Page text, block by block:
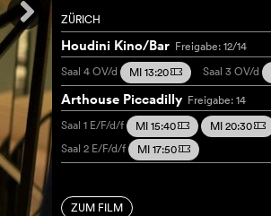
ZÜRICH
Houdini Kino/Bar Freigabe: 12/14
Saal 4OV/d MI 13:20m Saal 3OV/d
Arthouse Piccadilly Freigabe: 14
Saal 1 E/F/d/f MI 15:40m MI 20:30m
Saal 2 E/F/d/f MI 17:50m
ZUM FILM